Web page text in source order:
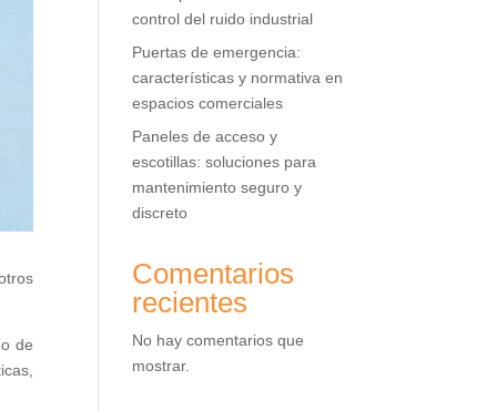
de
control del ruido industrial
Puertas de emergencia:
características y normativa en
espacios comerciales
Paneles de acceso y
escotillas: soluciones para
mantenimiento seguro y
discreto
Comentarios
recientes
No hay comentarios que
mostrar.